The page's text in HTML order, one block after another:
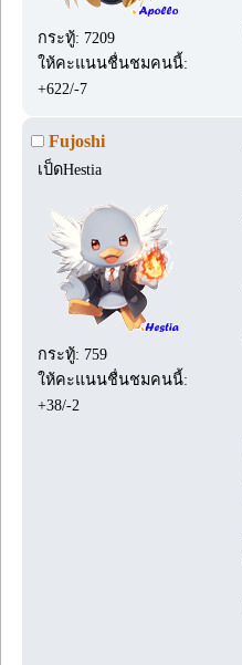
กระทู้: 7209
ให้คะแนนชื่นชมคนนี้:
+622/-7
Fujoshi
เป็ดHestia
กระทู้: 759
ให้คะแนนชื่นชมคนนี้:
+38/-2